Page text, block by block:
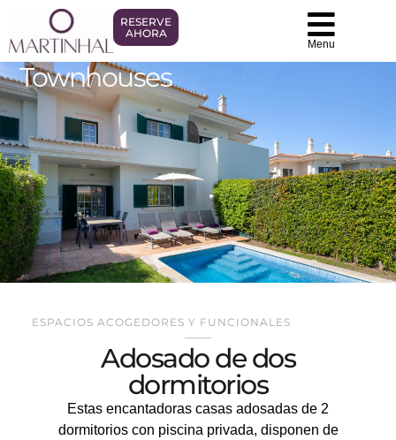
RESERVE
AHORA
Menu
Townhouses
ESPACIOS ACOGEDORES Y FUNCIONALES
Adosado de dos
dormitorios
Estas encantadoras casas adosadas de 2
dormitorios con piscina privada, disponen de